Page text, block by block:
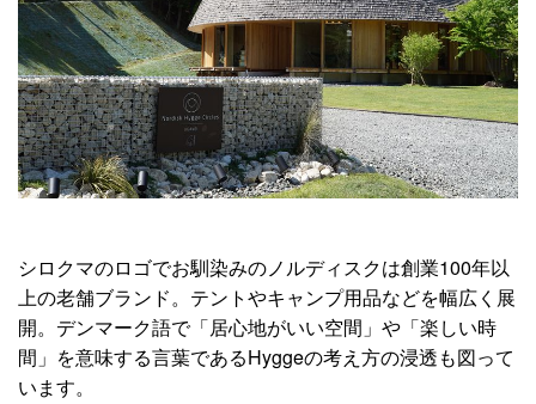
シロクマのロゴでお馴染みのノルディスクは創業100年以
上の老舗ブランド。テントやキャンプ用品などを幅広く展
開。デンマーク語で「居心地がいい空間」や「楽しい時
間」を意味する言葉であるHyggeの考え方の浸透も図って
います。